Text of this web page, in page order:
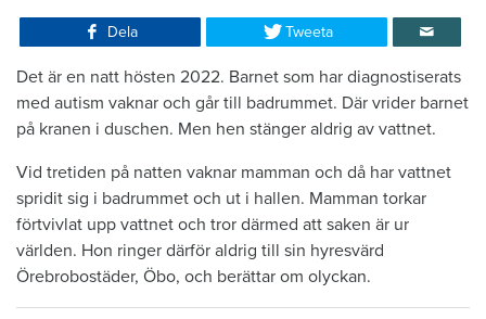
Dela Tweeta
Det är en natt hösten 2022. Barnet som har diagnostiserats
med autism vaknar och går till badrummet. Där vrider barnet
på kranen i duschen. Men hen stänger aldrig av vattnet.
Vid tretiden på natten vaknar mamman och då har vattnet
spridit sig i badrummet och ut i hallen. Mamman torkar
förtvivlat upp vattnet och tror därmed att saken är ur
världen. Hon ringer därför aldrig till sin hyresvärd
Örebrobostäder, Öbo, och berättar om olyckan.